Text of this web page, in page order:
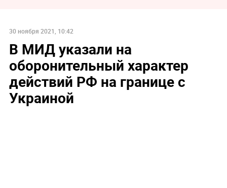
30 ноября 2021, 10:42
В МИД указали на
оборонительный характер
действий РФ на границе с
Украиной